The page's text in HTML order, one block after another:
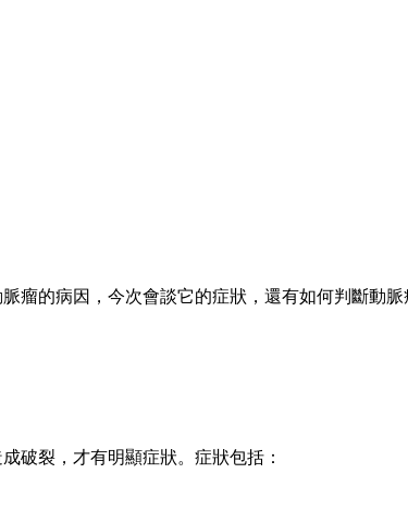
瘤的病因，今次會談它的症狀，還有如何判斷動
破裂，才有明顯症狀。症狀包括：